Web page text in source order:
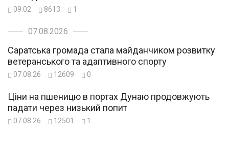
09:02 8613 1
07.08.2026
Саратська громада стала майданчиком розвитку
ветеранського та адаптивного спорту
07.08.26 12609 0
Ціни на пшеницю в портах Дунаю продовжують
падати через низький попит
07.08.26 12501 1